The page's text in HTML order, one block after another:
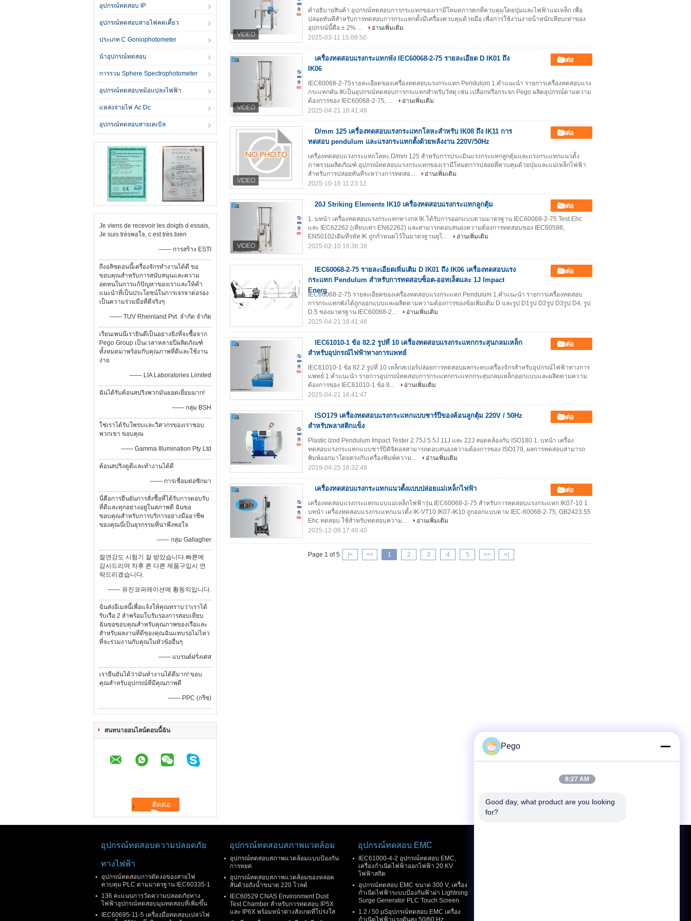
อุปกรณ์ทดสอบ IP
อุปกรณ์ทดสอบสายไฟคดเคี้ยว
ประเภท C Goniophotometer
นำอุปกรณ์ทดสอบ
การรวม Sphere Spectrophotometer
อุปกรณ์ทดสอบหม้อแปลงไฟฟ้า
แหล่งจ่ายไฟ Ac Dc
อุปกรณ์ทดสอบสายเคเบิล
Je viens de recevoir les doigts d essais,
Je suis trèsพอใจ, c est très bien
—— การสร้าง ESTI
ถึงอลิซตอนนี้เครื่องจักรทำงานได้ดี ขอ
ขอบคุณสำหรับการสนับสนุนและความ
อดทนในการแก้ปัญหาของเราและให้คำ
แนะนำที่เป็นประโยชน์ในการเจรจาต่อรอง
เป็นความร่วมมือที่ดีจริงๆ
—— TUV Rheinland Pvt. จำกัด จำกัด
เรียนเพนนีเรายินดีเป็นอย่างยิ่งที่จะซื้อจาก
Pego Group เป็นเวลาหลายปีผลิตภัณฑ์
ทั้งหมดมาพร้อมกับคุณภาพที่ดีและใช้งาน
ง่าย
—— LIA Laboratories Limited
ฉันได้รับค้อนสปริงพวกมันยอดเยี่ยมมาก!
—— กลุ่ม BSH
ใช่เราได้รับโพรบและวิศวกรของเราชอบ
พวกเขา ขอบคุณ
—— Gamma Illumination Pty Ltd
ค้อนสปริงดูดีและทำงานได้ดี
—— การเชื่อมต่อซิกมา
นี่คือการยืนยันการสั่งซื้อที่ได้รับการตอบรับ
ที่ดีและทุกอย่างอยู่ในสภาพดี ฉันขอ
ขอบคุณสำหรับการบริการอย่างมืออาชีพ
ของคุณนี่เป็นธุรกรรมที่น่าพึงพอใจ
—— กลุ่ม Gallagher
절연강도 시험기 잘 받았습니다.빠른에
감사드리며 차후 른 다른 제품구입시 연
락드리겠습니다.
—— 유진코퍼레이션에 황동익입니다.
ฉันส่งอีเมลนี้เพื่อแจ้งให้คุณทราบว่าเราได้
รับเรือ 2 ลำพร้อมใบรับรองการสอบเทียบ
ฉันขอขอบคุณสำหรับคุณภาพของเรือและ
สำหรับผลงานที่ดีของคุณฉันแทบรอไม่ไหว
ที่จะร่วมงานกับคุณในหัวข้ออื่นๆ
—— แบรนด์ฝรั่งเศส
เรายืนยันได้ว่ามันทํางานได้ดีมาก! ขอบ
คุณสําหรับอุปกรณ์ที่มีคุณภาพดี
—— PPC (กรีซ)
สนทนาออนไลน์ตอนนี้ฉัน
คําอธิบายสินค้า:อุปกรณ์ทดสอบการกระแทกของเรามีโหมดการตกที่ควบคุมโดยปุ่มและไฟฟ้าแม่เหล็ก เพื่อ
ปล่อยทันทีสําหรับการทดสอบการกระแทกตั้งมีเครื่องควบคุมด้วยมือ เพื่อการใช้งานง่ายน้ําหนักเทียบเท่าของ
อุปกรณ์นี้คือ ± 2% ...
อ่านเพิ่มเติม
2025-03-11 15:09:50
เครื่องทดสอบแรงกระแทกพัง IEC60068-2-75 รายละเอียด D IK01 ถึง
IK06
ติดต่อ
IEC60068-2-75รายละเอียดของเครื่องทดสอบแรงกระแทก Pendulum 1.คําแนะนํา รายการเครื่องทดสอบแรง
กระแทกคัน IKเป็นอุปกรณ์ทดสอบการกระแทกสําหรับวัสดุ เช่น เปลือกหรือกระจก Pego ผลิตอุปกรณ์ตามความ
ต้องการของ IEC60068-2-75, ...
อ่านเพิ่มเติม
2025-04-21 16:41:48
D/mm 125 เครื่องทดสอบแรงกระแทกโลหะสําหรับ IK08 ถึง IK11 การ
ทดสอบ pendulum และแรงกระแทกตั้งด้วยพลังงาน 220V/50Hz
ติดต่อ
เครื่องทดสอบแรงกระแทกโลหะ D/mm 125 สำหรับการประเมินแรงกระแทกลูกตุ้มและแรงกระแทกแนวตั้ง
ภาพรวมผลิตภัณฑ์ อุปกรณ์ทดสอบแรงกระแทกของเรามีโหมดการปล่อยที่ควบคุมด้วยปุ่มและแม่เหล็กไฟฟ้า
สำหรับการปล่อยทันทีระหว่างการทดสอ...
อ่านเพิ่มเติม
2025-10-16 11:23:12
20J Striking Elements IK10 เครื่องทดสอบแรงกระแทกลูกตุ้ม ติดต่อ
1. บทนำ เครื่องทดสอบแรงกระแทกทางกล IK ได้รับการออกแบบตามมาตรฐาน IEC60068-2-75 Test Ehc
และ IEC62262 (เทียบเท่า EN62262) และสามารถตอบสนองความต้องการทดสอบของ IEC60598,
EN50102เดิมทีรหัส IK ถูกกำหนดไว้ในมาตรฐานยุโ...
อ่านเพิ่มเติม
2025-02-10 16:36:38
IEC60068-2-75 รายละเอียดเพิ่มเติม D IK01 ถึง IK06 เครื่องทดสอบแรง
กระแทก Pendulum สําหรับการทดสอบซ็อต-ออทเล็ตและ 1J Impact
Energ
ติดต่อ
IEC60068-2-75 รายละเอียดของเครื่องทดสอบแรงกระแทก Pendulum 1.คําแนะนํา รายการเครื่องทดสอบ
การกระแทกพังได้ถูกออกแบบและผลิตตามความต้องการของข้อเพิ่มเติม D และรูป D1รูป D2รูป D3รูป D4, รูป
D.5 ของมาตรฐาน IEC60068-2...
อ่านเพิ่มเติม
2025-04-21 16:41:48
IEC61010-1 ข้อ 82.2 รูปที่ 10 เครื่องทดสอบแรงกระแทกกระสุนกลมเหล็ก
สําหรับอุปกรณ์ไฟฟ้าทางการแพทย์
ติดต่อ
IEC61010-1 ข้อ 82.2 รูปที่ 10 เหล็กสเปอร์ปล่อยการทดสอบผลกระทบเครื่องจักรสําหรับอุปกรณ์ไฟฟ้าทางการ
แพทย์ 1.คําแนะนํา รายการอุปกรณ์ทดสอบการกระแทกกระแทกกระสุนกลมเหล็กออกแบบและผลิตตามความ
ต้องการของ IEC61010-1 ข้อ 8...
อ่านเพิ่มเติม
2025-04-21 16:41:47
ISO179 เครื่องทดสอบแรงกระแทกแบบชาร์ปีของค้อนลูกตุ้ม 220V / 50Hz
สำหรับพลาสติกแข็ง
ติดต่อ
Plastic Izod Pendulum Impact Tester 2.75J 5.5J 11J และ 22J สอดคล้องกับ ISO180 1. บทนำ เครื่อง
ทดสอบแรงกระแทกแบบชาร์ปีดิจิตอลสามารถตอบสนองความต้องการของ ISO179, ผลการทดสอบสามารถ
พิมพ์ออกมาโดยตรงกับเครื่องพิมพ์ความ...
อ่านเพิ่มเติม
2019-04-25 16:32:48
เครื่องทดสอบแรงกระแทกแนวตั้งแบบปล่อยแม่เหล็กไฟฟ้า ติดต่อ
เครื่องทดสอบแรงกระแทกแบบแม่เหล็กไฟฟ้ารุ่น IEC60068-2-75 สำหรับการทดสอบแรงกระแทก IK07-10 1.
บทนำ เครื่องทดสอบแรงกระแทกแนวตั้ง IK-VT10 IK07-IK10 ถูกออกแบบตาม IEC-60068-2-75, GB2423.55
Ehc ทดสอบ ใช้สำหรับทดสอบความ...
อ่านเพิ่มเติม
2025-12-09 17:40:40
Page 1 of 5 |< << 1 2 3 4 5 >> >|
อุปกรณ์ทดสอบความปลอดภัย
ทางไฟฟ้า
อุปกรณ์ทดสอบการดัดงอของสายไฟ
ควบคุม PLC ตามมาตรฐาน IEC60335-1
136 คะแนนการวัดความปลอดภัยทาง
ไฟฟ้าอุปกรณ์ทดสอบมุมทดสอบที่เพิ่มขึ้น
IEC60695-11-5 เครื่องมือทดสอบเปลวไฟ
อุปกรณ์ทดสอบสภาพแวดล้อม
อุปกรณ์ทดสอบสภาพแวดล้อมแบบป้องกัน
การหยด
อุปกรณ์ทดสอบสภาพแวดล้อมของหลอด
สั่นด้วยถังน้ำขนาด 220 โวลต์
IEC60529 CNAS Environment Dust
Test Chamber สำหรับการทดสอบ IP5X
และ IP6X พร้อมหน้าต่างสังเกตที่โปร่งใส
อุปกรณ์ทดสอบ EMC
IEC61000-4-2 อุปกรณ์ทดสอบ EMC,
เครื่องกำเนิดไฟฟ้าออกไฟฟ้า 20 KV
ไฟฟ้าสถิต
อุปกรณ์ทดสอบ EMC ขนาด 300 V, เครื่อง
กำเนิดไฟฟ้าระบบป้องกันฟ้าผ่า Lightning
Surge Generator PLC Touch Screen
1.2 / 50 μSอุปกรณ์ทดสอบ EMC เครื่อง
กำเนิดไฟฟ้าแรงดันสูง 50/60 Hz
Pego
8:27 AM
Good day, what product are you looking
for?